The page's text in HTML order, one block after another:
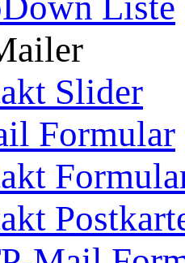
Slider
Formular